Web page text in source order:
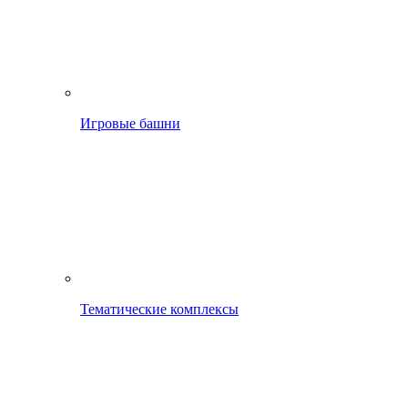
Игровые башни
Тематические комплексы